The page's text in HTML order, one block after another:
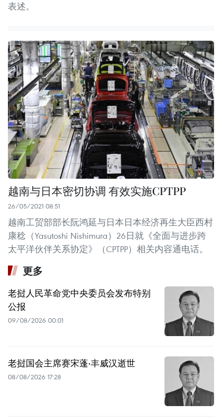
表述。
越南与日本密切协调 有效实施CPTPP
26/05/2021 08:51
越南工贸部部长阮鸿延与日本日本经济再生大臣西村
康稔（Yasutoshi Nishimura）26日就《全面与进步跨
太平洋伙伴关系协定》（CPTPP）相关内容通电话。
更多
老挝人民革命党中央委员会发布特别
公报
09/08/2026 00:01
老挝国会主席赛宋蓬·丰威汉逝世
08/08/2026 17:28